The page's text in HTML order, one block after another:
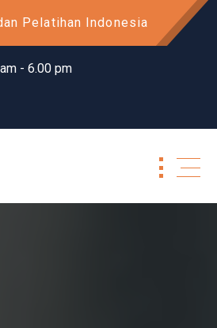
Pelatihan Indonesia
- 6.00 pm